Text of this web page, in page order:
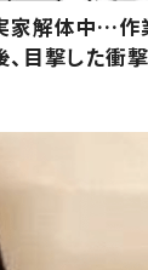
家解体中…作
、目撃した衝